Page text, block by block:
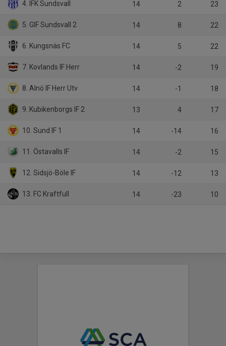
4. IFK Sundsvall 14 2 23
5. GIF Sundsvall 2 14 8 22
6. Kungsnäs FC 14 5 22
7. Kovlands IF Herr 14 -2 19
8. Alnö IF Herr Utv 14 -1 18
9. Kubikenborgs IF 2 13 4 17
10. Sund IF 1 14 -14 16
11. Östavalls IF 14 -2 15
12. Sidsjö-Böle IF 14 -12 13
13. FC Kraftfull 14 -23 10